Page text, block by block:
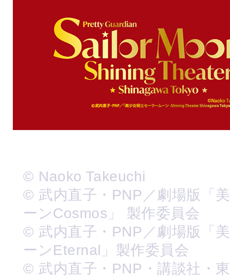
© Naoko Takeuchi
© 武内直子・PNP／劇場版「
ーンCosmos」 製作委員会
© 武内直子・PNP／劇場版「
ーンEternal」製作委員会
© 武内直子・PNP・講談社・